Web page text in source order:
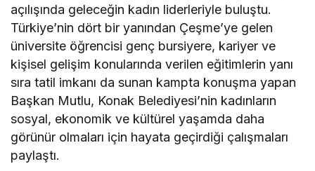
açılışında geleceğin kadın liderleriyle buluştu.
Türkiye’nin dört bir yanından Çeşme’ye gelen
üniversite öğrencisi genç bursiyere, kariyer ve
kişisel gelişim konularında verilen eğitimlerin yanı
sıra tatil imkanı da sunan kampta konuşma yapan
Başkan Mutlu, Konak Belediyesi’nin kadınların
sosyal, ekonomik ve kültürel yaşamda daha
görünür olmaları için hayata geçirdiği çalışmaları
paylaştı.